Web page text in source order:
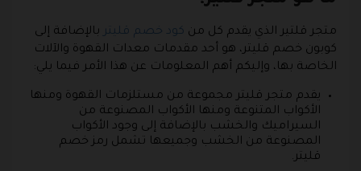
متجر قلتير الذي يقدم كل من كود خصم قليتر بالإضافة إلى
كوبون خصم قليتر، هو أحد مقدمات معدات القهوة والآلات
الخاصة بها، وإليكم أهم المعلومات عن هذا الأمر فيما يلي:
يقدم متجر قليتر مجموعة من مستلزمات القهوة ومنها
الأكواب المتنوعة ومنها الأكواب المصنوعة من
السيراميك والخشب بالإضافة إلى وجود الأكواب
المصنوعة من الخشب وجميعها تشمل رمز خصم
قليتر.